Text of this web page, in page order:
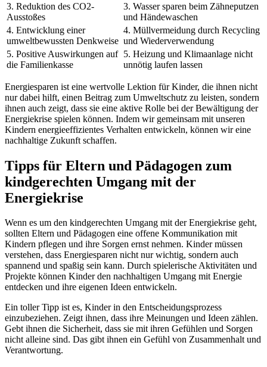
3. Reduktion des CO2-
Ausstoßes
3. Wasser sparen beim Zähneputzen
und Händewaschen
4. Entwicklung einer
umweltbewussten Denkweise
4. Müllvermeidung durch Recycling
und Wiederverwendung
5. Positive Auswirkungen auf
die Familienkasse
5. Heizung und Klimaanlage nicht
unnötig laufen lassen
Energiesparen ist eine wertvolle Lektion für Kinder, die ihnen nicht
nur dabei hilft, einen Beitrag zum Umweltschutz zu leisten, sondern
ihnen auch zeigt, dass sie eine aktive Rolle bei der Bewältigung der
Energiekrise spielen können. Indem wir gemeinsam mit unseren
Kindern energieeffizientes Verhalten entwickeln, können wir eine
nachhaltige Zukunft schaffen.
Tipps für Eltern und Pädagogen zum
kindgerechten Umgang mit der
Energiekrise
Wenn es um den kindgerechten Umgang mit der Energiekrise geht,
sollten Eltern und Pädagogen eine offene Kommunikation mit
Kindern pflegen und ihre Sorgen ernst nehmen. Kinder müssen
verstehen, dass Energiesparen nicht nur wichtig, sondern auch
spannend und spaßig sein kann. Durch spielerische Aktivitäten und
Projekte können Kinder den nachhaltigen Umgang mit Energie
entdecken und ihre eigenen Ideen entwickeln.
Ein toller Tipp ist es, Kinder in den Entscheidungsprozess
einzubeziehen. Zeigt ihnen, dass ihre Meinungen und Ideen zählen.
Gebt ihnen die Sicherheit, dass sie mit ihren Gefühlen und Sorgen
nicht alleine sind. Das gibt ihnen ein Gefühl von Zusammenhalt und
Verantwortung.